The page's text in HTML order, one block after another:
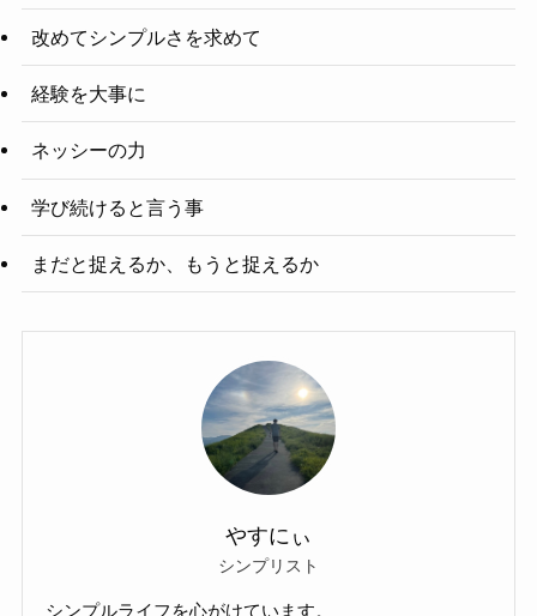
改めてシンプルさを求めて
経験を大事に
ネッシーの力
学び続けると言う事
まだと捉えるか、もうと捉えるか
やすにぃ
シンプリスト
シンプルライフを心がけています。